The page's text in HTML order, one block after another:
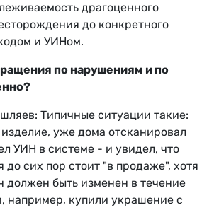
драгоценного
до конкретного
и УИНом.
по нарушениям и по
Типичные ситуации такие:
уже дома отсканировал
УИН в системе - и увидел, что
до сих пор стоит "в продаже", хотя
должен быть изменен в течение
например, купили украшение с